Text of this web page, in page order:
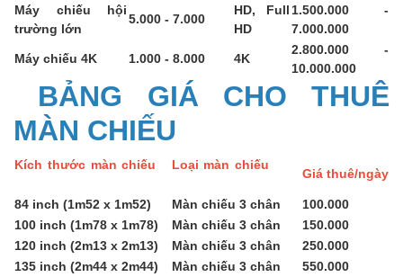
Máy chiếu hội
trường lớn
5.000 - 7.000
HD, Full
HD
1.500.000 -
7.000.000
Máy chiếu 4K
1.000 - 8.000 4K
2.800.000 -
10.000.000
BẢNG GIÁ CHO THUÊ
MÀN CHIẾU
Kích thước màn chiếu Loại màn chiếu
Giá thuê/ngày
84 inch (1m52 x 1m52)
Màn chiếu 3 chân
100.000
100 inch (1m78 x 1m78)
Màn chiếu 3 chân
150.000
120 inch (2m13 x 2m13)
Màn chiếu 3 chân
250.000
135 inch (2m44 x 2m44)
Màn chiếu 3 chân
550.000